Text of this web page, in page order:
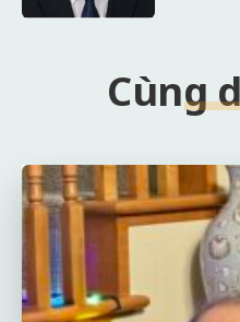
Cùng